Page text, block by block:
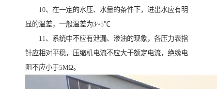
10、在一定的水压、水量的条件下，进出水应有明
显的温差，一般温差为3~5℃
11、系统中不应有泄漏、渗油的现象，各压力表指
针应相对平稳，压缩机电流不应大于额定电流，绝缘电
阻不应小于5MΩ。